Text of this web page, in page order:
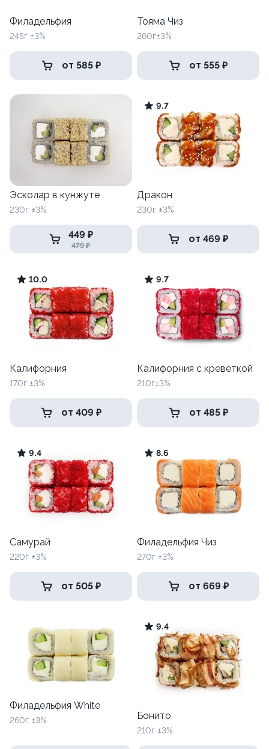
Филадельфия
245г ±3%
от 585 ₽
Тояма Чиз
260г±3%
от 555 ₽
Эсколар в кунжуте
230г ±3%
449 ₽
479 ₽
9.7
Дракон
230г ±3%
от 469 ₽
10.0
Калифорния
170г ±3%
от 409 ₽
9.7
Калифорния с креветкой
210г±3%
от 485 ₽
9.4
Самурай
220г ±3%
от 505 ₽
8.6
Филадельфия Чиз
270г ±3%
от 669 ₽
Филадельфия White
260г ±3%
9.4
Бонито
210г ±3%